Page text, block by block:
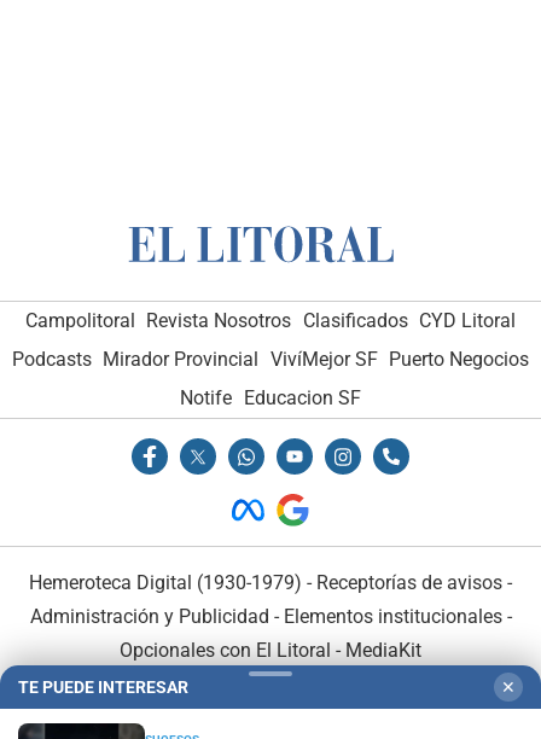
Campolitoral Revista Nosotros Clasificados CYD Litoral
Podcasts Mirador Provincial VivíMejor SF Puerto Negocios
Notife Educacion SF
Hemeroteca Digital (1930-1979) - Receptorías de avisos -
Administración y Publicidad - Elementos institucionales-
Opcionales con El Litoral - MediaKit
TE PUEDE INTERESAR ✕